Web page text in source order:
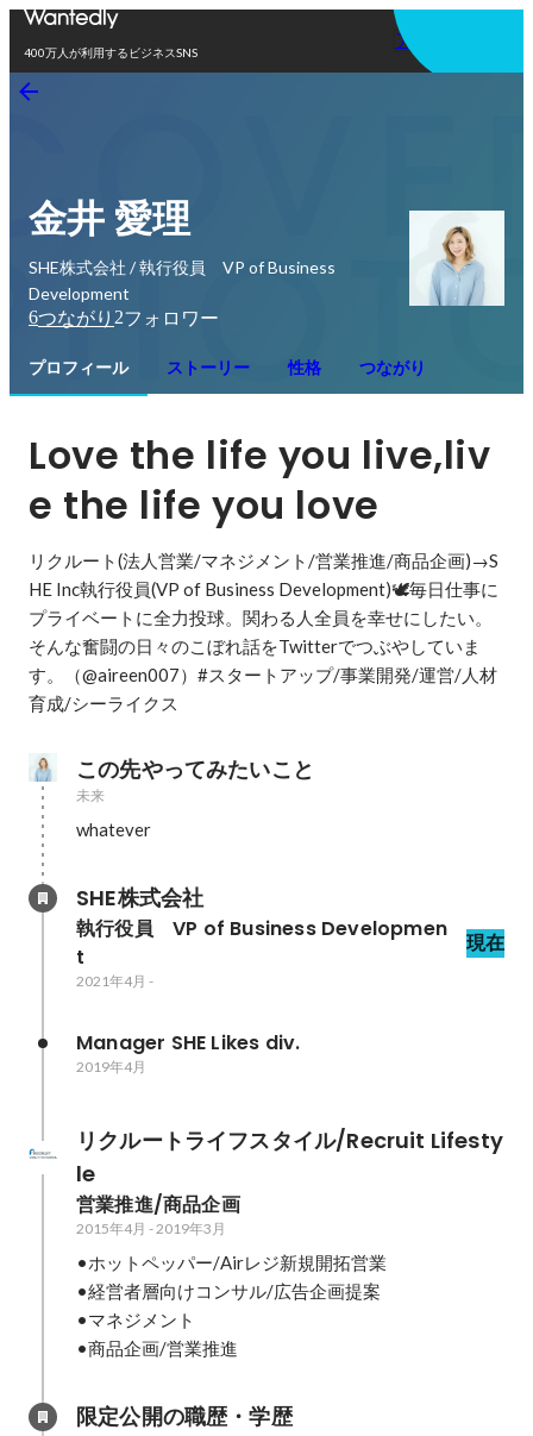
400万人が利用するビジネスSNS
アプリを使う
金井 愛理
SHE株式会社 / 執行役員 VP of Business
Development
6つながり 2フォロワー
プロフィール ストーリー 性格 つながり
Love the life you live,liv
e the life you love
リクルート(法人営業/マネジメント/営業推進/商品企画)→S
HE Inc執行役員(VP of Business Development)🕊毎日仕事に
プライベートに全力投球。関わる人全員を幸せにしたい。
そんな奮闘の日々のこぼれ話をTwitterでつぶやしていま
す。（@aireen007）#スタートアップ/事業開発/運営/人材
育成/シーライクス
この先やってみたいこと
未来
whatever
SHE株式会社
執行役員　VP of Business Developmen
t
現在
2021年4月 -
Manager SHE Likes div.
2019年4月
リクルートライフスタイル/Recruit Lifesty
le
営業推進/商品企画
2015年4月 -2019年3月
•ホットペッパー/Airレジ新規開拓営業
•経営者層向けコンサル/広告企画提案
•マネジメント
•商品企画/営業推進
限定公開の職歴・学歴